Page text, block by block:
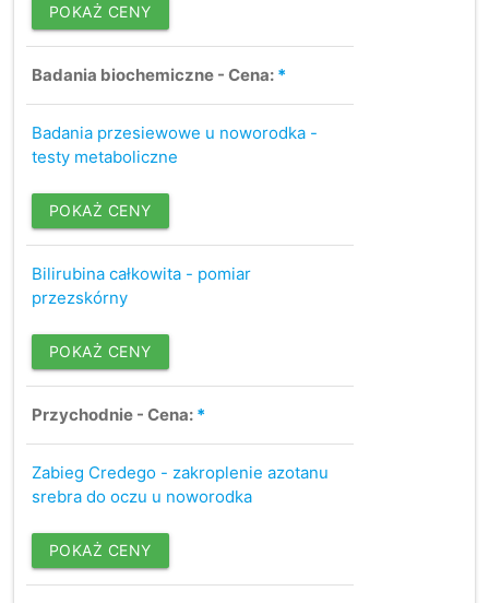
POKAŻ CENY
Badania biochemiczne - Cena: *
Badania przesiewowe u noworodka -
testy metaboliczne
POKAŻ CENY
Bilirubina całkowita - pomiar
przezskórny
POKAŻ CENY
Przychodnie - Cena: *
Zabieg Credego - zakroplenie azotanu
srebra do oczu u noworodka
POKAŻ CENY